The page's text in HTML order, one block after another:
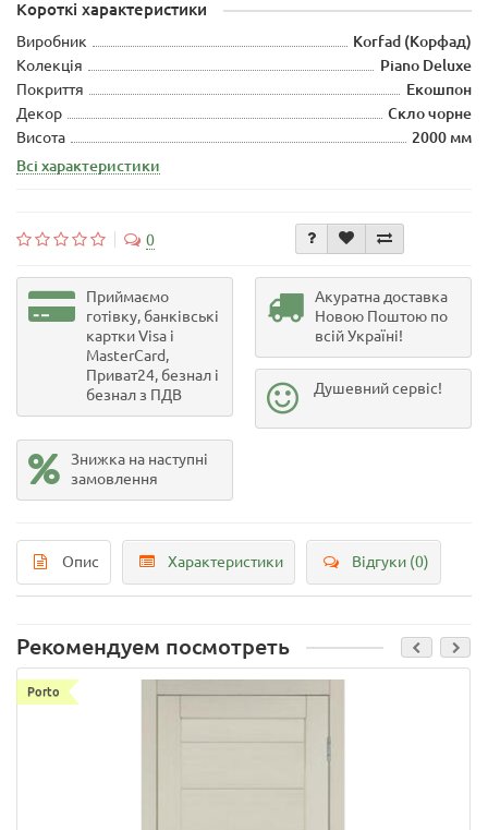
Короткі характеристики
Виробник
Korfad (Корфад)
Колекція
Piano Deluxe
Покриття
Екошпон
Декор
Скло чорне
Висота
2000 мм
Всі характеристики
0
Приймаємо
готівку, банківські
картки Visa і
MasterCard,
Приват24, безнал і
безнал з ПДВ
Акуратна доставка
Новою Поштою по
всій Україні!
Душевний сервіс!
Знижка на наступні
замовлення
Опис Характеристики Відгуки (0)
Рекомендуем посмотреть
Porto